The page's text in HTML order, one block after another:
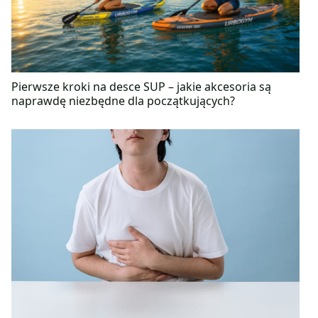
Pierwsze kroki na desce SUP – jakie akcesoria są
naprawdę niezbędne dla początkujących?